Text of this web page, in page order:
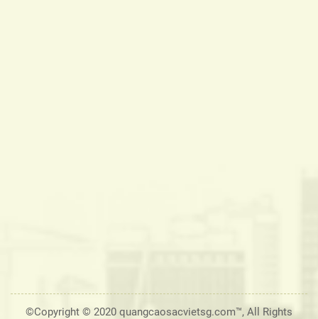
©Copyright © 2020 quangcaosacvietsg.com™, All Rights